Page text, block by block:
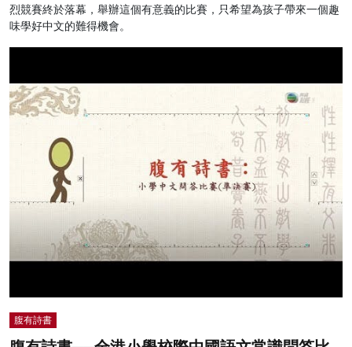
烈競賽終於落幕，舉辦這個有意義的比賽，只希望為孩子帶來一個趣
味學好中文的難得機會。
腹有詩書